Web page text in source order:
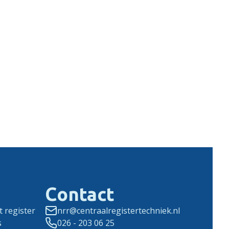
register
Contact
nrr@centraalregistertechniek.nl
026 - 203 06 25